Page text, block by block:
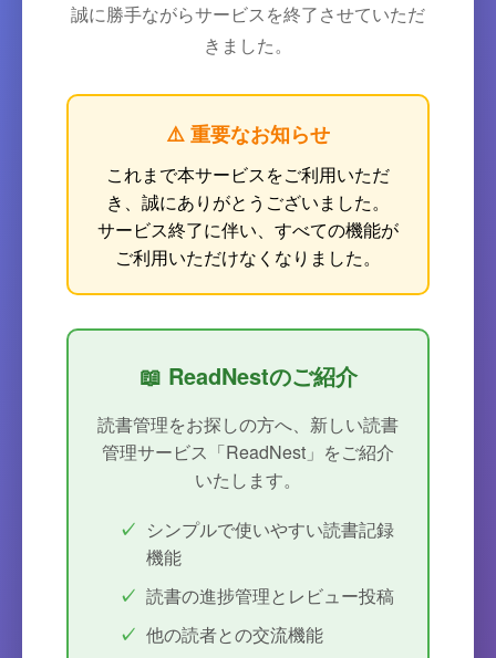
誠に勝手ながらサービスを終了させていただ
きました。
⚠️ 重要なお知らせ
これまで本サービスをご利用いただ
き、誠にありがとうございました。
サービス終了に伴い、すべての機能が
ご利用いただけなくなりました。
📖 ReadNestのご紹介
読書管理をお探しの方へ、新しい読書
管理サービス「ReadNest」をご紹介
いたします。
シンプルで使いやすい読書記録
機能
読書の進捗管理とレビュー投稿
他の読者との交流機能